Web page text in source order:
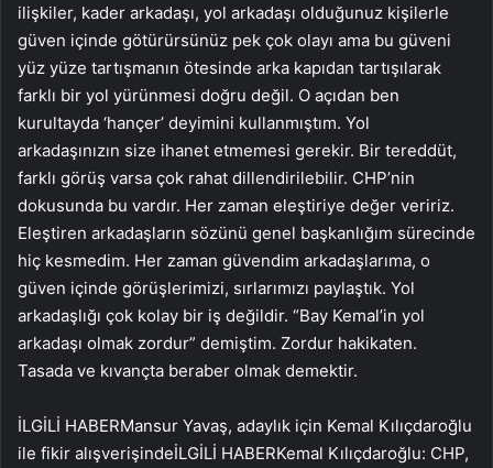
ilişkiler, kader arkadaşı, yol arkadaşı olduğunuz kişilerle
güven içinde götürürsünüz pek çok olayı ama bu güveni
yüz yüze tartışmanın ötesinde arka kapıdan tartışılarak
farklı bir yol yürünmesi doğru değil. O açıdan ben
kurultayda ‘hançer’ deyimini kullanmıştım. Yol
arkadaşınızın size ihanet etmemesi gerekir. Bir tereddüt,
farklı görüş varsa çok rahat dillendirilebilir. CHP’nin
dokusunda bu vardır. Her zaman eleştiriye değer veririz.
Eleştiren arkadaşların sözünü genel başkanlığım sürecinde
hiç kesmedim. Her zaman güvendim arkadaşlarıma, o
güven içinde görüşlerimizi, sırlarımızı paylaştık. Yol
arkadaşlığı çok kolay bir iş değildir. “Bay Kemal’in yol
arkadaşı olmak zordur” demiştim. Zordur hakikaten.
Tasada ve kıvançta beraber olmak demektir.
İLGİLİ HABERMansur Yavaş, adaylık için Kemal Kılıçdaroğlu
ile fikir alışverişindeİLGİLİ HABERKemal Kılıçdaroğlu: CHP,